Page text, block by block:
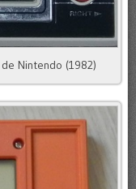
Nintendo (1982)